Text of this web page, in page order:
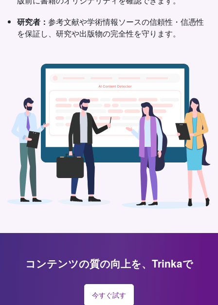
研究者： 参考文献や学術情報ソースの信頼性・信憑性
を保証し、研究や出版物の完全性を守ります。
コンテンツの質の向上を、Trinkaで
今すぐ試す